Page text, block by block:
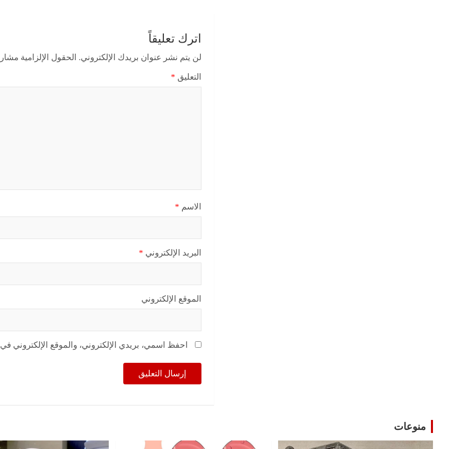
اترك تعليقاً
لن يتم نشر عنوان بريدك الإلكتروني. الحقول الإلزامية مشار
التعليق *
الاسم *
البريد الإلكتروني *
الموقع الإلكتروني
احفظ اسمي، بريدي الإلكتروني، والموقع الإلكتروني
منوعات